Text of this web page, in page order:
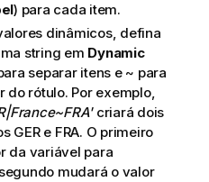
) para cada item.
dinâmicos, defina
string em Dynamic
separar itens e ~ para
do rótulo. Por exemplo,
criará dois
GERe FRA. O primeiro
da variável para
mudará o valor